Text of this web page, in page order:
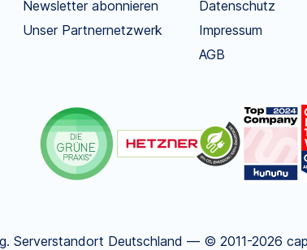
Newsletter abonnieren
Unser Partnernetzwerk
Datenschutz
Impressum
AGB
Serverstandort Deutschland — © 2011-2026